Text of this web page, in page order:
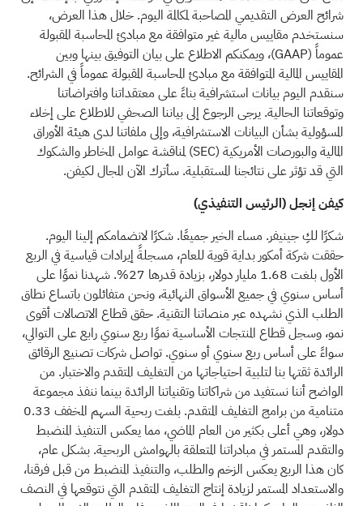
شرائح العرض التقديمي المصاحبة لمكالمة اليوم. خلال هذا العرض،
سنستخدم مقاييس مالية غير متوافقة مع مبادئ المحاسبة المقبولة
عموماً (GAAP)، ويمكنكم الاطلاع على بيان التوفيق بينها وبين
المقاييس المالية المتوافقة مع مبادئ المحاسبة المقبولة عموماً في الشرائح.
سنقدم اليوم بيانات استشرافية بناءً على معتقداتنا وافتراضاتنا
وتوقعاتنا الحالية. يرجى الرجوع إلى بياننا الصحفي للاطلاع على إخلاء
المسؤولية بشأن البيانات الاستشرافية، وإلى ملفاتنا لدى هيئة الأوراق
المالية والبورصات الأمريكية (SEC)لمناقشة عوامل المخاطر والشكوك
التي قد تؤثر على نتائجنا المستقبلية. سأترك الآن المجال لكيفن.
كيفن إنجل (الرئيس التنفيذي)
شكرًا لكِ جينيفر. مساء الخير جميعًا. شكرًا لانضمامكم إلينا اليوم.
حققت شركة أمكور بداية قوية للعام، مسجلةً إيرادات قياسية في الربع
الأول بلغت 1.68 مليار دولار، بزيادة قدرها 27%. شهدنا نموًا على
أساس سنوي في جميع الأسواق النهائية، ونحن متفائلون باتساع نطاق
الطلب الذي نشهده عبر منصاتنا التقنية. حقق قطاع الاتصالات أقوى
نمو، وسجل قطاع المنتجات الأساسية نموًا ربع سنوي رابع على التوالي،
سواءً على أساس ربع سنوي أو سنوي. تواصل شركات تصنيع الرقائق
الرائدة ثقتها بنا لتلبية احتياجاتها من التغليف المتقدم والاختبار. من
الواضح أننا نستفيد من شراكاتنا وتقنياتنا الرائدة بينما ننفذ مجموعة
متنامية من برامج التغليف المتقدم. بلغت ربحية السهم المخفف 0.33
دولار، وهي أعلى بكثير من العام الماضي، مما يعكس التنفيذ المنضبط
والتقدم المستمر في مبادراتنا المتعلقة بالهوامش الربحية. بشكل عام،
كان هذا الربع يعكس الزخم والطلب، والتنفيذ المنضبط من قبل فرقنا،
والاستعداد المستمر لزيادة إنتاج التغليف المتقدم التي نتوقعها في النصف